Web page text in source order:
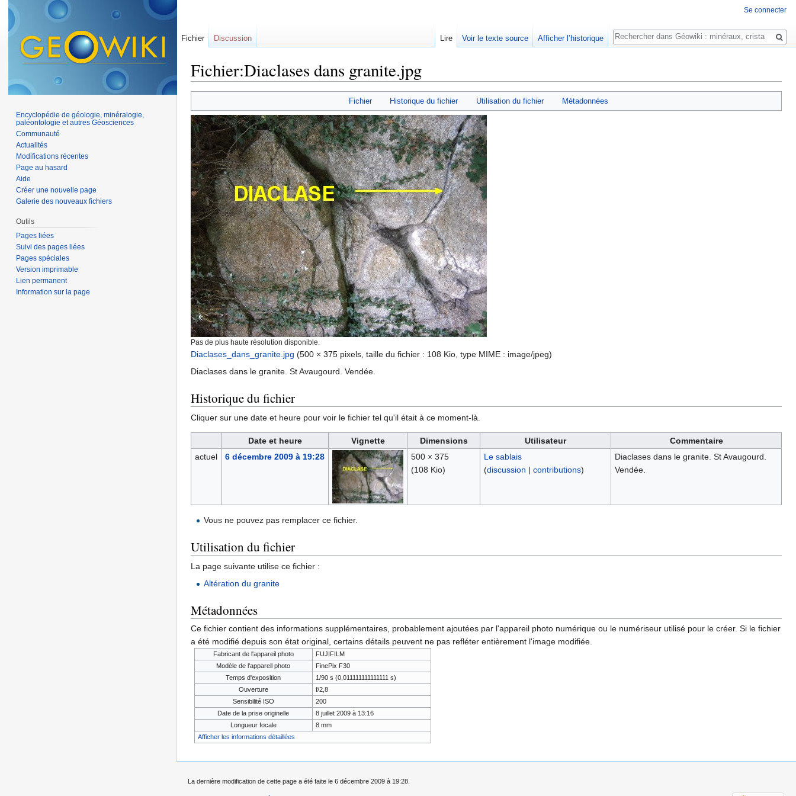
Fichier:Diaclases dans granite.jpg
Fichier Historique du fichier Utilisation du fichier Métadonnées
Pas de plus haute résolution disponible.
Diaclases_dans_granite.jpg (500 × 375 pixels, taille du fichier : 108 Kio, type MIME : image/jpeg)
Diaclases dans le granite. St Avaugourd. Vendée.
Historique du fichier
Cliquer sur une date et heure pour voir le fichier tel qu'il était à ce moment-là.
Date et heure Vignette Dimensions Utilisateur
Commentaire
actuel
6 décembre 2009 à 19:28
500 × 375
(108 Kio)
Le sablais
(discussion | contributions)
Diaclases dans le granite. St Avaugourd.
Vendée.
Vous ne pouvez pas remplacer ce fichier.
Utilisation du fichier
La page suivante utilise ce fichier :
Altération du granite
Métadonnées
Ce fichier contient des informations supplémentaires, probablement ajoutées par l'appareil photo numérique ou le numériseur utilisé pour le créer. Si le fichier
a été modifié depuis son état original, certains détails peuvent ne pas refléter entièrement l'image modifiée.
Fabricant de l'appareil photo
FUJIFILM
Modèle de l'appareil photo
FinePix F30
Temps d'exposition
1/90 s (0,011111111111111 s)
Ouverture
f/2,8
Sensibilité ISO
200
Date de la prise originelle
8 juillet 2009 à 13:16
Longueur focale
8 mm
Afficher les informations détaillées
Se connecter
Fichier Discussion Lire Voir le texte source Afficher l’historique
Rechercher
Encyclopédie de géologie, minéralogie,
paléontologie et autres Géosciences
Communauté
Actualités
Modifications récentes
Page au hasard
Aide
Créer une nouvelle page
Galerie des nouveaux fichiers
Outils
Pages liées
Suivi des pages liées
Pages spéciales
Version imprimable
Lien permanent
Information sur la page
La dernière modification de cette page a été faite le 6 décembre 2009 à 19:28.